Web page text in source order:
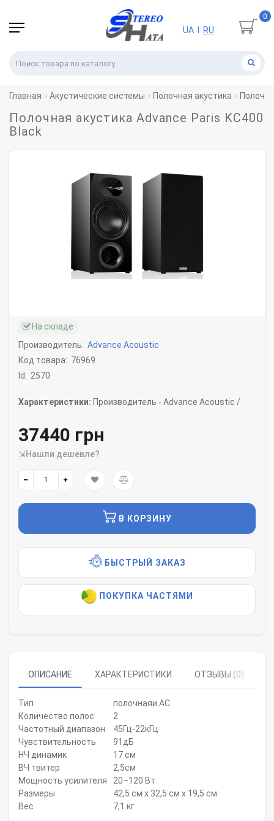
0
UA RU
Главная Акустические системы Полочная акустика
Полочная акустика Advance Paris KC400
Black
На складе
Производитель: Advance Acoustic
Код товара: 76969
Id: 2570
Характеристики: Производитель - Advance Acoustic /
37440 грн
⇲Нашли дешевле?
В КОРЗИНУ
БЫСТРЫЙ ЗАКАЗ
ПОКУПКА ЧАСТЯМИ
ОПИСАНИЕ ХАРАКТЕРИСТИКИ ОТЗЫВЫ (0)
Тип
полочнаяи АС
Количество полос
2
Частотный диапазон
45Гц-22кГц
Чувствительность
91дБ
НЧ динамик
17 см
ВЧ твитер
2,5см
Мощность усилителя
20–120 Вт
Размеры
42,5 см x 32,5 см x 19,5 см
Вес
7,1 кг